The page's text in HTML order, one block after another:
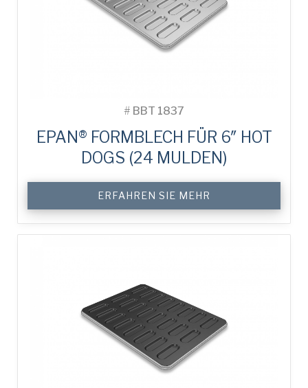
# BBT 1837
EPAN® FORMBLECH FÜR 6″ HOT
DOGS (24 MULDEN)
ERFAHREN SIE MEHR